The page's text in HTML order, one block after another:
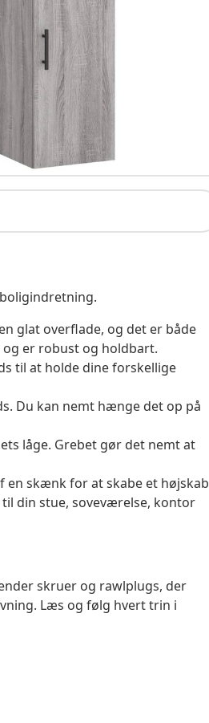
glat overflade, og det er både
er robust og holdbart.
til at holde dine forskellige
Du kan nemt hænge det op på
låge. Grebet gør det nemt at
en skænk for at skabe et højskab
din stue, soveværelse, kontor
skruer og rawlplugs, der
Læs og følg hvert trin i